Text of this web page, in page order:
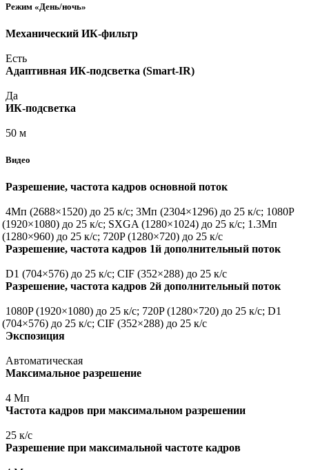
Режим «День/ночь»
Механический ИК-фильтр
Есть
Адаптивная ИК-подсветка (Smart-IR)
Да
ИК-подсветка
50 м
Видео
Разрешение, частота кадров основной поток
4Мп (2688×1520) до 25 к/с; 3Мп (2304×1296) до 25 к/с; 1080P
(1920×1080) до 25 к/с; SXGA (1280×1024) до 25 к/с; 1.3Мп
(1280×960) до 25 к/с; 720P (1280×720) до 25 к/с
Разрешение, частота кадров 1й дополнительный поток
D1 (704×576) до 25 к/с; CIF (352×288) до 25 к/с
Разрешение, частота кадров 2й дополнительный поток
1080P (1920×1080) до 25 к/с; 720P (1280×720) до 25 к/с; D1
(704×576) до 25 к/с; CIF (352×288) до 25 к/с
Экспозиция
Автоматическая
Максимальное разрешение
4 Мп
Частота кадров при максимальном разрешении
25 к/с
Разрешение при максимальной частоте кадров